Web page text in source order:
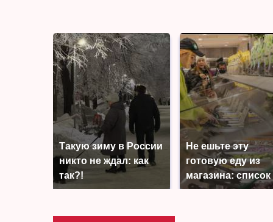
Такую зиму в России
никто не ждал: как
так?!
Не ешьте эту
готовую еду из
магазина: список